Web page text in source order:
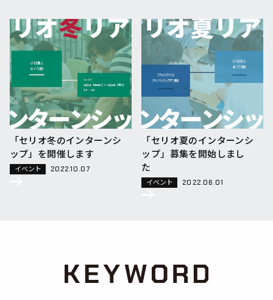
「セリオ冬のインターンシ
ップ」を開催します
イベント 2022.10.07
「セリオ夏のインターンシ
ップ」募集を開始しまし
た
イベント 2022.06.01